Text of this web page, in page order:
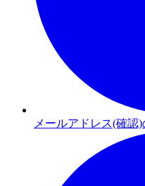
メールアドレス(確認